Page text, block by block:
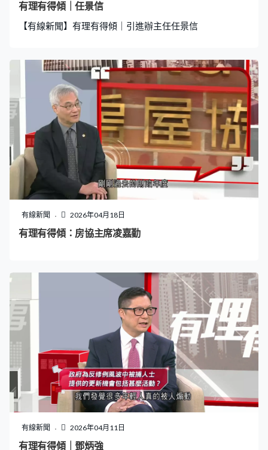
有理有得傾｜任景信
【有線新聞】有理有得傾｜引進辦主任任景信
有線新聞 2026年04月18日
有理有得傾：房協主席凌嘉勤
有線新聞 2026年04月11日
有理有得傾｜鄧炳強